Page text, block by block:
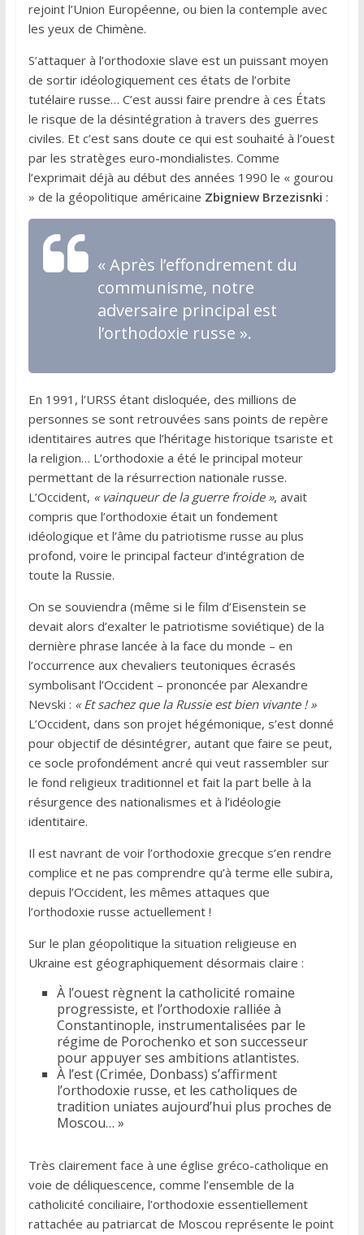
rejoint l’Union Européenne, ou bien la contemple avec
les yeux de Chimène.
S’attaquer à l’orthodoxie slave est un puissant moyen
de sortir idéologiquement ces états de l’orbite
tutélaire russe… C’est aussi faire prendre à ces États
le risque de la désintégration à travers des guerres
civiles. Et c’est sans doute ce qui est souhaité à l’ouest
par les stratèges euro-mondialistes. Comme
l’exprimait déjà au début des années 1990 le « gourou
» de la géopolitique américaine Zbigniew Brzezisnki :
« Après l’effondrement du
communisme, notre
adversaire principal est
l’orthodoxie russe ».
En 1991, l’URSS étant disloquée, des millions de
personnes se sont retrouvées sans points de repère
identitaires autres que l’héritage historique tsariste et
la religion… L’orthodoxie a été le principal moteur
permettant de la résurrection nationale russe.
L’Occident, « vainqueur de la guerre froide », avait
compris que l’orthodoxie était un fondement
idéologique et l’âme du patriotisme russe au plus
profond, voire le principal facteur d’intégration de
toute la Russie.
On se souviendra (même si le film d’Eisenstein se
devait alors d’exalter le patriotisme soviétique) de la
dernière phrase lancée à la face du monde – en
l’occurrence aux chevaliers teutoniques écrasés
symbolisant l’Occident – prononcée par Alexandre
Nevski : « Et sachez que la Russie est bien vivante ! »
L’Occident, dans son projet hégémonique, s’est donné
pour objectif de désintégrer, autant que faire se peut,
ce socle profondément ancré qui veut rassembler sur
le fond religieux traditionnel et fait la part belle à la
résurgence des nationalismes et à l’idéologie
identitaire.
Il est navrant de voir l’orthodoxie grecque s’en rendre
complice et ne pas comprendre qu’à terme elle subira,
depuis l’Occident, les mêmes attaques que
l’orthodoxie russe actuellement !
Sur le plan géopolitique la situation religieuse en
Ukraine est géographiquement désormais claire :
À l’ouest règnent la catholicité romaine
progressiste, et l’orthodoxie ralliée à
Constantinople, instrumentalisées par le
régime de Porochenko et son successeur
pour appuyer ses ambitions atlantistes.
À l’est (Crimée, Donbass) s’affirment
l’orthodoxie russe, et les catholiques de
tradition uniates aujourd’hui plus proches de
Moscou… »
Très clairement face à une église gréco-catholique en
voie de déliquescence, comme l’ensemble de la
catholicité conciliaire, l’orthodoxie essentiellement
rattachée au patriarcat de Moscou représente le point